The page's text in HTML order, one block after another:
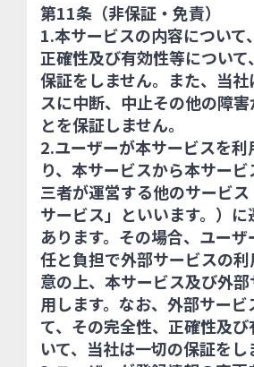
第11条（非保証・免責）
1.本サービスの内容について
正確性及び有効性等につい
保証をしません。また、当
スに中断、中止その他の障
とを保証しません。
2.ユーザーが本サービスを利
り、本サービスから本サー
三者が運営する他のサービ
サービス」といいます。）
あります。その場合、ユー
任と負担で外部サービスの
意の上、本サービス及び外
用します。なお、外部サー
て、その完全性、正確性及
いて、当社は一切の保証をし